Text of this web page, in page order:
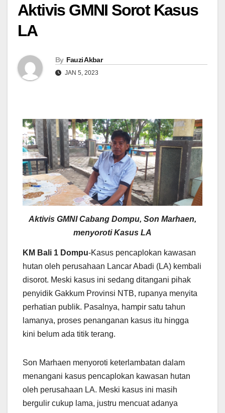
Aktivis GMNI Sorot Kasus
LA
By Fauzi Akbar
JAN 5, 2023
Aktivis GMNI Cabang Dompu, Son Marhaen,
menyoroti Kasus LA
KM Bali 1 Dompu-Kasus pencaplokan kawasan
hutan oleh perusahaan Lancar Abadi (LA) kembali
disorot. Meski kasus ini sedang ditangani pihak
penyidik Gakkum Provinsi NTB, rupanya menyita
perhatian publik. Pasalnya, hampir satu tahun
lamanya, proses penanganan kasus itu hingga
kini belum ada titik terang.
Son Marhaen menyoroti keterlambatan dalam
menangani kasus pencaplokan kawasan hutan
oleh perusahaan LA. Meski kasus ini masih
bergulir cukup lama, justru mencuat adanya